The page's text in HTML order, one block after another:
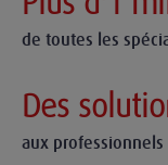
de toutes les
Des
aux professionnels